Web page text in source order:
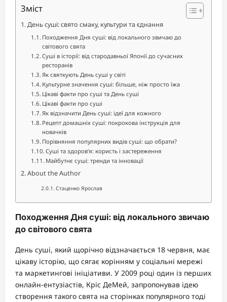
Зміст
День суші: свято смаку, культури та єднання
Походження Дня суші: від локального звичаю до
світового свята
Суші в історії: від стародавньої Японії до сучасних
ресторанів
Як святкують День суші у світі
Культурне значення суші: більше, ніж просто їжа
Цікаві факти про суші та День суші
Цікаві факти про суші
Як відзначити День суші: ідеї для кожного
Рецепт домашніх суші: покрокова інструкція для
новачків
Порівняння популярних видів суші: що обрати?
Суші та здоров’я: користь і застереження
Майбутнє суші: тренди та інновації
About the Author
Стаценко Ярослав
Походження Дня суші: від локального звичаю
до світового свята
День суші, який щорічно відзначається 18 червня, має
цікаву історію, що сягає корінням у соціальні мережі
та маркетингові ініціативи. У 2009 році один із перших
онлайн-ентузіастів, Кріс ДеМей, запропонував ідею
створення такого свята на сторінках популярного тоді